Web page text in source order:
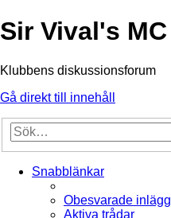
Sir Vival's MC
Klubbens diskussionsforum
Gå direkt till innehåll
Snabblänkar
Obesvarade inlägg
Aktiva trådar